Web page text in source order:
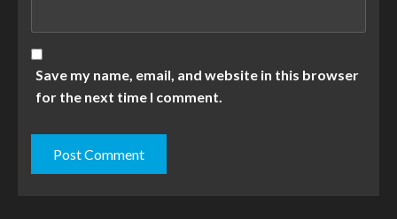
Save my name, email, and website in this browser
for the next time I comment.